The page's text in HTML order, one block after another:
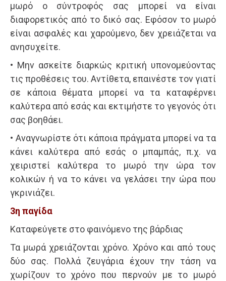
μωρό ο σύντροφός σας μπορεί να είναι
διαφορετικός από το δικό σας. Εφόσον το μωρό
είναι ασφαλές και χαρούμενο, δεν χρειάζεται να
ανησυχείτε.
• Μην ασκείτε διαρκώς κριτική υπονομεύοντας
τις προθέσεις του. Αντίθετα, επαινέστε τον γιατί
σε κάποια θέματα μπορεί να τα καταφέρνει
καλύτερα από εσάς και εκτιμήστε το γεγονός ότι
σας βοηθάει.
• Αναγνωρίστε ότι κάποια πράγματα μπορεί να τα
κάνει καλύτερα από εσάς ο μπαμπάς, π.χ. να
χειριστεί καλύτερα το μωρό την ώρα τον
κολικών ή να το κάνει να γελάσει την ώρα που
γκρινιάζει.
3η παγίδα
Καταφεύγετε στο φαινόμενο της βάρδιας
Τα μωρά χρειάζονται χρόνο. Χρόνο και από τους
δύο σας. Πολλά ζευγάρια έχουν την τάση να
χωρίζουν το χρόνο που περνούν με το μωρό